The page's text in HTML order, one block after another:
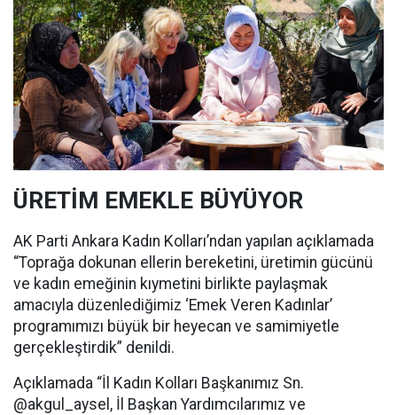
ÜRETİM EMEKLE BÜYÜYOR
AK Parti Ankara Kadın Kolları’ndan yapılan açıklamada
“Toprağa dokunan ellerin bereketini, üretimin gücünü
ve kadın emeğinin kıymetini birlikte paylaşmak
amacıyla düzenlediğimiz ‘Emek Veren Kadınlar’
programımızı büyük bir heyecan ve samimiyetle
gerçekleştirdik” denildi.
Açıklamada “İl Kadın Kolları Başkanımız Sn.
@akgul_aysel, İl Başkan Yardımcılarımız ve